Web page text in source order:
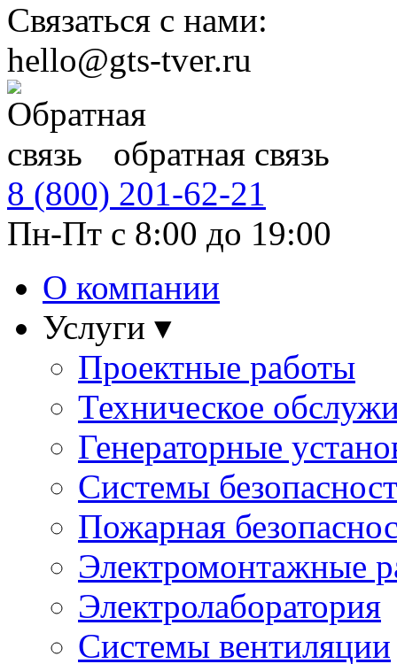
Связаться с нами:
hello@gts-tver.ru
обратная связь
8 (800) 201-62-21
Пн-Пт с 8:00 до 19:00
О компании
Услуги ▾
Проектные работы
Техническое
Генераторные
Системы
Пожарная
Электромонтажные
Электролаборатория
Системы вентиляции